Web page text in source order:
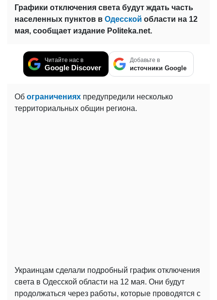
Графики отключения света будут ждать часть
населенных пунктов в Одесской области на 12
мая, сообщает издание Politeka.net.
Читайте нас в
Google Discover
Добавьте в
источники Google
Об ограничениях предупредили несколько
территориальных общин региона.
Украинцам сделали подробный график отключения
света в Одесской области на 12 мая. Они будут
продолжаться через работы, которые проводятся с